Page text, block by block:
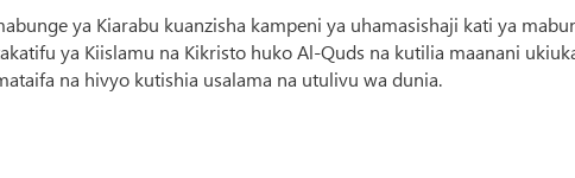
ya Kiarabu kuanzisha kampeni ya uhamasishaji kati ya
ya Kiislamu na Kikristo huko Al-Quds na kutilia maanani
na hivyo kutishia usalama na utulivu wa dunia.